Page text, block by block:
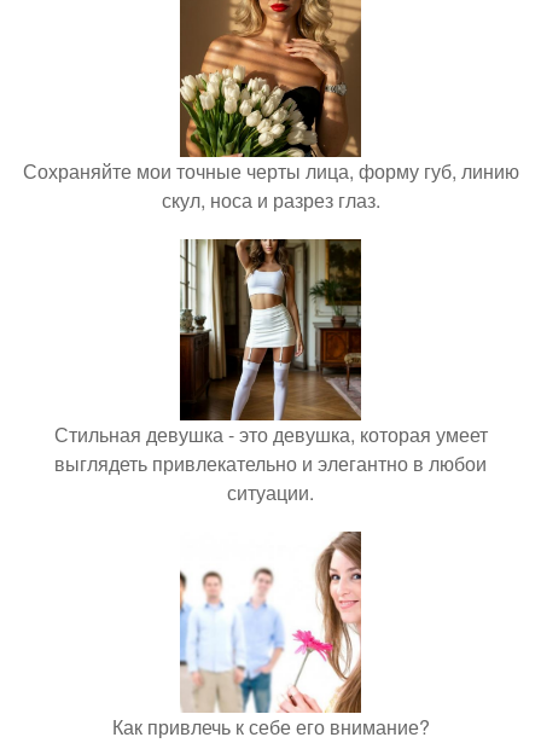
Сохраняйте мои точные черты лица, форму губ, линию
скул, носа и разрез глаз.
Стильная девушка - это девушка, которая умеет
выглядеть привлекательно и элегантно в любои
ситуации.
Как привлечь к себе его внимание?